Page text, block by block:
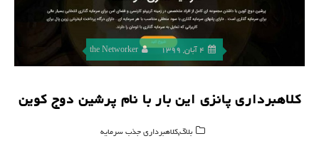
4 آبان, 1399 the Networker
کلاهبرداری پانزی این بار با نام پرشین دوج کوین
بلاگ,کلاهبرداری جذب سرمایه